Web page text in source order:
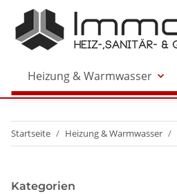
Heizung & Warmwasser
Startseite Heizung & Warmwasser
Kategorien